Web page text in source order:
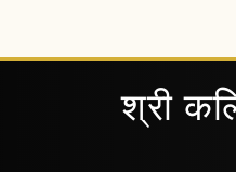
श्री